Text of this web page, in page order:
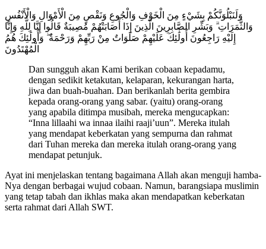
وَلَنَبْلُوَنَّكُمْ بِشَيْءٍ مِنَ الْخَوْفِ وَالْجُوعِ وَنَقْصٍ مِنَ الْأَمْوَالِ وَالْأَنْفُسِ
وَالثَّمَرَاتِ ۗ وَبَشِّرِ الصَّابِرِينَ الَّذِينَ إِذَا أَصَابَتْهُمْ مُصِيبَةٌ قَالُوا إِنَّا لِلَّهِ وَإِنَّا
إِلَيْهِ رَاجِعُونَ أُولَٰئِكَ عَلَيْهِمْ صَلَوَاتٌ مِنْ رَبِّهِمْ وَرَحْمَةٌ ۖ وَأُولَٰئِكَ هُمُ
الْمُهْتَدُونَ
Dan sungguh akan Kami berikan cobaan kepadamu,
dengan sedikit ketakutan, kelaparan, kekurangan harta,
jiwa dan buah-buahan. Dan berikanlah berita gembira
kepada orang-orang yang sabar. (yaitu) orang-orang
yang apabila ditimpa musibah, mereka mengucapkan:
“Inna lillaahi wa innaa ilaihi raaji’uun”. Mereka itulah
yang mendapat keberkatan yang sempurna dan rahmat
dari Tuhan mereka dan mereka itulah orang-orang yang
mendapat petunjuk.
Ayat ini menjelaskan tentang bagaimana Allah akan menguji hamba-
Nya dengan berbagai wujud cobaan. Namun, barangsiapa muslimin
yang tetap tabah dan ikhlas maka akan mendapatkan keberkatan
serta rahmat dari Allah SWT.